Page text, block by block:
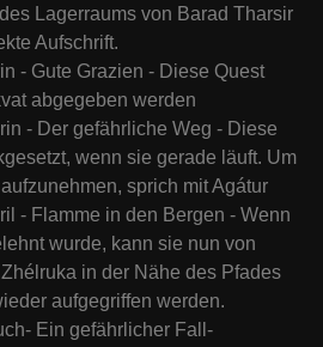
Lagerraums von Barad Tharsir
Aufschrift.
- Gute Grazien - Diese Quest
abgegeben werden
- Der gefährliche Weg - Diese
wenn sie gerade läuft. Um
sprich mit Agátur
- Flamme in den Bergen - Wenn
wurde, kann sie nun von
in der Nähe des Pfades
aufgegriffen werden.
Ein gefährlicher Fall-